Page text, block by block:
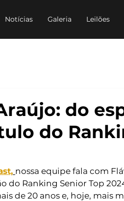
Notícias Galeria Leilões
do
do
nossa equipe fala com
do Ranking Senior Top
de 20 anos e, hoje, mais